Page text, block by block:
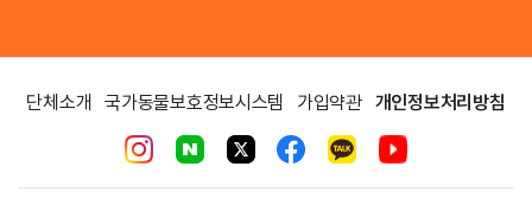
단체소개 국가동물보호정보시스템 가입약관 개인정보처리방침